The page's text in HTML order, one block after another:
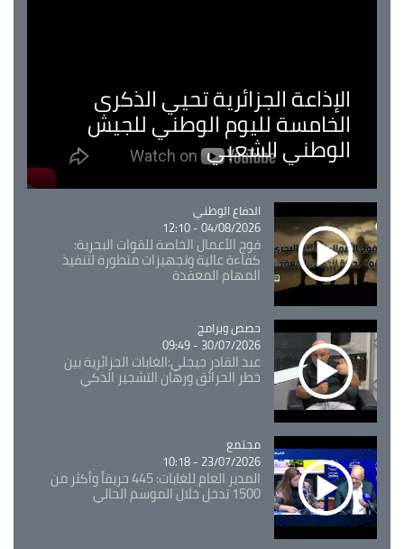
الإذاعة الجزائرية تحيي الذكرى
الخامسة لليوم الوطني للجيش
الوطني الشعبي
Catégorie
الدفاع الوطني
04/08/2026 - 12:10
فوج الأعمال الخاصة للقوات البحرية:
كفاءة عالية وتجهيزات متطورة لتنفيذ
المهام المعقدة
Catégorie
حصص وبرامج
30/07/2026 - 09:49
عبد القادر جيجلي:الغابات الجزائرية بين
خطر الحرائق ورهان التشجير الذكي
Catégorie
مجتمع
23/07/2026 - 10:18
المدير العام للغابات: 445 حريقاً وأكثر من
1500 تدخل خلال الموسم الحالي